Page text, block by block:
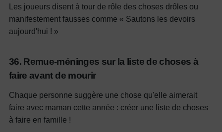
Les joueurs disent à tour de rôle des choses drôles ou
manifestement fausses comme « Sautons les devoirs
aujourd'hui ! »
36. Remue-méninges sur la liste de choses à
faire avant de mourir
Chaque personne suggère une chose qu'elle aimerait
faire avec maman cette année : créer une liste de choses
à faire en famille !